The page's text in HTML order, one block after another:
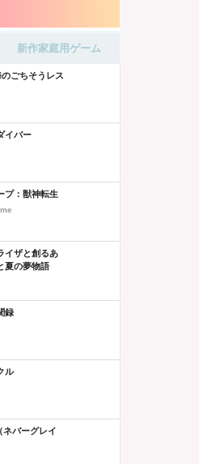
新作家庭用ゲーム
ごちそうレス
イバー
プ：獣神転生
イザと創るあ
夏の夢物語
録
ル
ネバーグレイ